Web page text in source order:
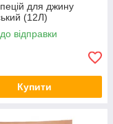
для джину
(12Л)
відправки
Купити